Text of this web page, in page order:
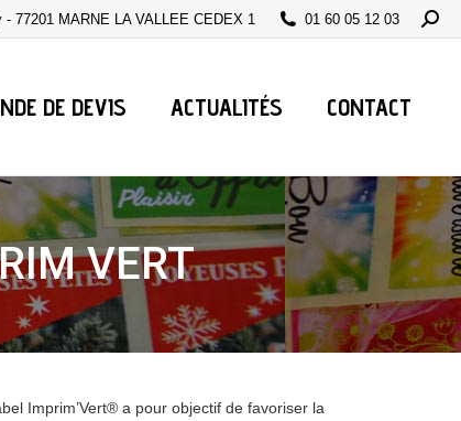
- 77201 MARNE LA VALLEE CEDEX 1 01 60 05 12 03
DE DEVIS ACTUALITÉS CONTACT
VERT
Imprim’Vert® a pour objectif de favoriser la